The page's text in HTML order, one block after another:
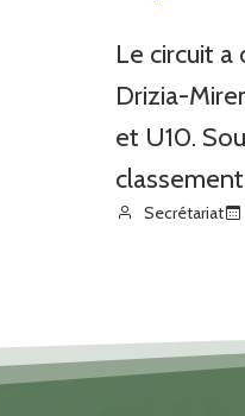
Le circuit a
Drizia-
et U10.
Secrétariat